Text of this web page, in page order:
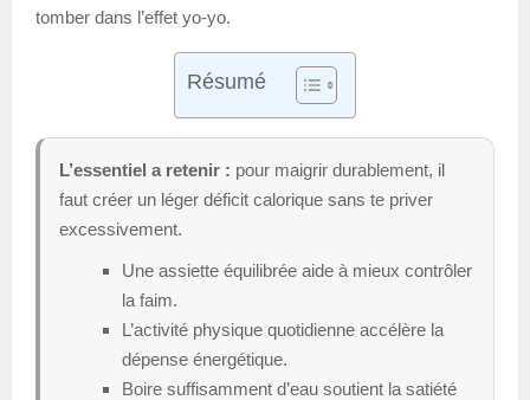
tomber dans l’effet yo-yo.
Résumé
L’essentiel a retenir : pour maigrir durablement, il
faut créer un léger déficit calorique sans te priver
excessivement.
Une assiette équilibrée aide à mieux contrôler
la faim.
L’activité physique quotidienne accélère la
dépense énergétique.
Boire suffisamment d’eau soutient la satiété